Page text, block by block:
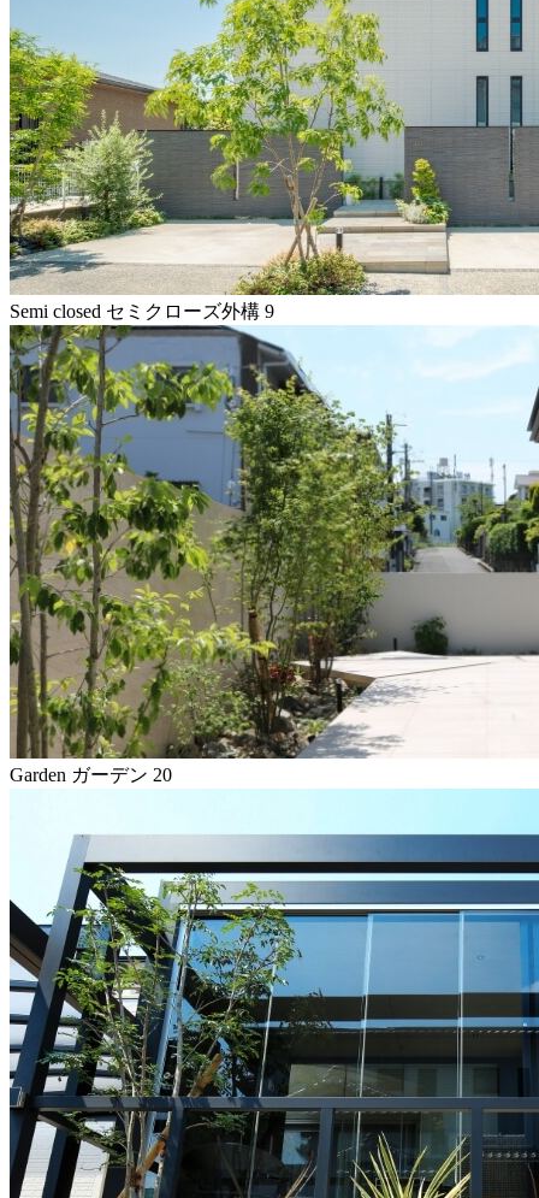
Semi closed セミクローズ外構 9
Garden ガーデン 20